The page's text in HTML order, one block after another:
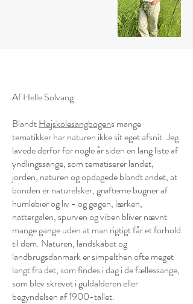
Af Helle Solvang
BlandtHøjskolesangbogens mange
tematikker har naturen ikke sit eget afsnit. Jeg
lavede derfor for nogle år siden en lang liste af
yndlingssange, som tematiserer landet,
jorden, naturen og opdagede blandt andet, at
bonden er naturelsker, grøfterne bugner af
humlebier og liv - og gøgen, lærken,
nattergalen, spurven og viben bliver nævnt
mange gange uden at man rigtigt får et forhold
til dem. Naturen, landskabet og
landbrugsdanmark er simpelthen ofte meget
langt fra det, som findes i dag i de fællessange,
som blev skrevet i guldalderen eller
begyndelsen af 1900-tallet.